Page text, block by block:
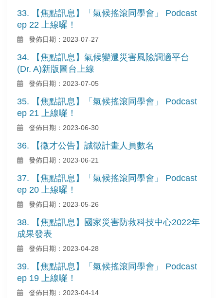
33. 【焦點訊息】「氣候搖滾同學會」 Podcast
ep 22 上線囉！
發佈日期：2023-07-27
34. 【焦點訊息】氣候變遷災害風險調適平台
(Dr. A)新版圖台上線
發佈日期：2023-07-05
35. 【焦點訊息】「氣候搖滾同學會」 Podcast
ep 21 上線囉！
發佈日期：2023-06-30
36. 【徵才公告】誠徵計畫人員數名
發佈日期：2023-06-21
37. 【焦點訊息】「氣候搖滾同學會」 Podcast
ep 20 上線囉！
發佈日期：2023-05-26
38. 【焦點訊息】國家災害防救科技中心2022年
成果發表
發佈日期：2023-04-28
39. 【焦點訊息】「氣候搖滾同學會」 Podcast
ep 19 上線囉！
發佈日期：2023-04-14